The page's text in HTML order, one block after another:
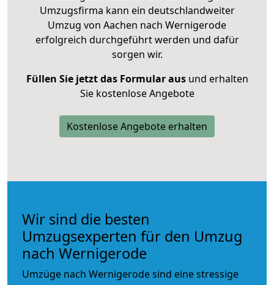
Umzugsfirma kann ein deutschlandweiter
Umzug von Aachen nach Wernigerode
erfolgreich durchgeführt werden und dafür
sorgen wir.
Füllen Sie jetzt das Formular ausund erhalten
Sie kostenlose Angebote
Kostenlose Angebote erhalten
Wir sind die besten
Umzugsexperten für den Umzug
nach Wernigerode
Umzüge nach Wernigerode sind eine stressige